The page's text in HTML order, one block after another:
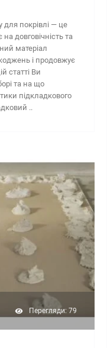
для покрівлі — це
довговічність та
матеріал
і продовжує
статті Ви
та на що
підкладкового
..
Перегляди: 79